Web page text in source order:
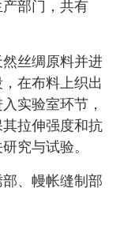
部门，共有
丝绸原料并进
在布料上织出
实验室环节，
拉伸强度和抗
究与试验。
、幔帐缝制部